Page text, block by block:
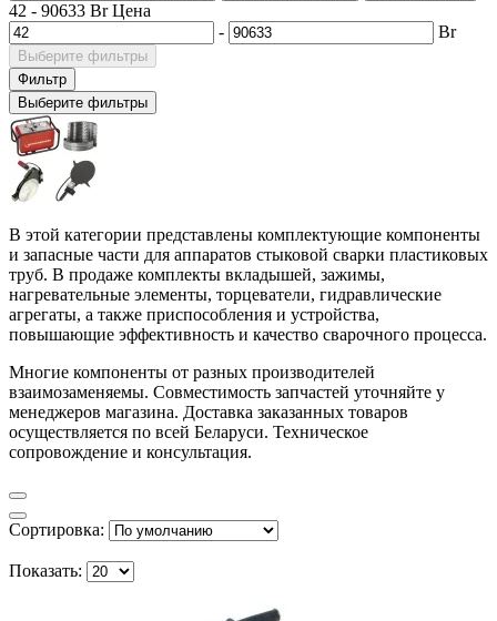
42 - 90633 BrЦена
-
Br
Выберите фильтры
Фильтр
Выберите фильтры
В этой категории представлены комплектующие компоненты
и запасные части для аппаратов стыковой сварки пластиковых
труб. В продаже комплекты вкладышей, зажимы,
нагревательные элементы, торцеватели, гидравлические
агрегаты, а также приспособления и устройства,
повышающие эффективность и качество сварочного процесса.
Многие компоненты от разных производителей
взаимозаменяемы. Совместимость запчастей уточняйте у
менеджеров магазина. Доставка заказанных товаров
осуществляется по всей Беларуси. Техническое
сопровождение и консультация.
Сортировка:
Показать: